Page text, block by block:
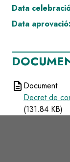
Data
Data aprovació:
description Document
Decret de
(131.84 KB)